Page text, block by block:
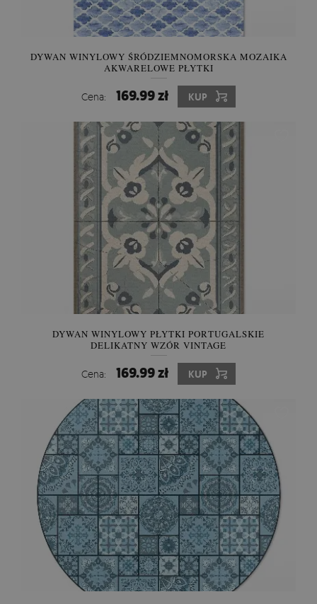
DYWAN WINYLOWY ŚRÓDZIEMNOMORSKA MOZAIKA
AKWARELOWE PŁYTKI
Cena: 169.99 zł KUP
DYWAN WINYLOWY PŁYTKI PORTUGALSKIE
DELIKATNY WZÓR VINTAGE
Cena: 169.99 zł KUP